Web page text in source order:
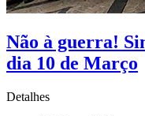
Não à guerra!
dia 10 de Março
Detalhes